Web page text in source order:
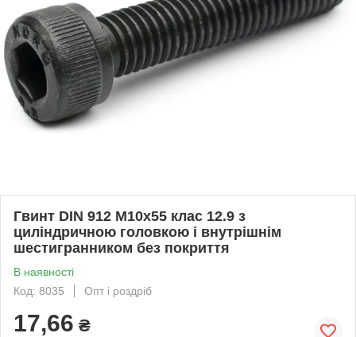
Гвинт DIN 912 М10х55 клас 12.9 з
циліндричною головкою і внутрішнім
шестигранником без покриття
В наявності
Код: 8035
Опт і роздріб
17,66 ₴